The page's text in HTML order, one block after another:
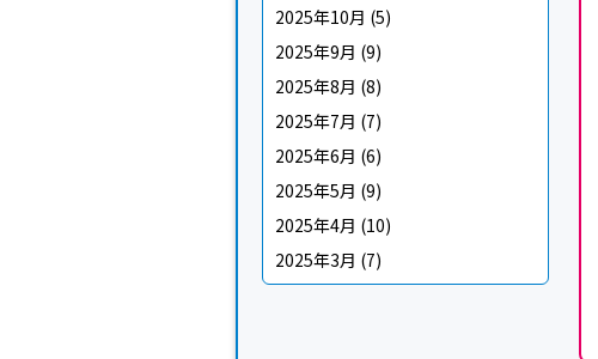
2025年10月 (5)
2025年9月 (9)
2025年8月 (8)
2025年7月 (7)
2025年6月 (6)
2025年5月 (9)
2025年4月 (10)
2025年3月 (7)